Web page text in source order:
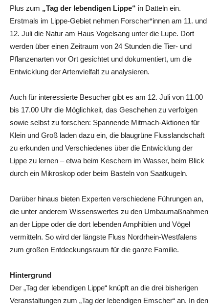
Plus zum „Tag der lebendigen Lippe“ in Datteln ein.
Erstmals im Lippe-Gebiet nehmen Forscher*innen am 11. und
12. Juli die Natur am Haus Vogelsang unter die Lupe. Dort
werden über einen Zeitraum von 24 Stunden die Tier- und
Pflanzenarten vor Ort gesichtet und dokumentiert, um die
Entwicklung der Artenvielfalt zu analysieren.
Auch für interessierte Besucher gibt es am 12. Juli von 11.00
bis 17.00 Uhr die Möglichkeit, das Geschehen zu verfolgen
sowie selbst zu forschen: Spannende Mitmach-Aktionen für
Klein und Groß laden dazu ein, die blaugrüne Flusslandschaft
zu erkunden und Verschiedenes über die Entwicklung der
Lippe zu lernen – etwa beim Keschern im Wasser, beim Blick
durch ein Mikroskop oder beim Basteln von Saatkugeln.
Darüber hinaus bieten Experten verschiedene Führungen an,
die unter anderem Wissenswertes zu den Umbaumaßnahmen
an der Lippe oder die dort lebenden Amphibien und Vögel
vermitteln. So wird der längste Fluss Nordrhein-Westfalens
zum großen Entdeckungsraum für die ganze Familie.
Hintergrund
Der „Tag der lebendigen Lippe“ knüpft an die drei bisherigen
Veranstaltungen zum „Tag der lebendigen Emscher“ an. In den